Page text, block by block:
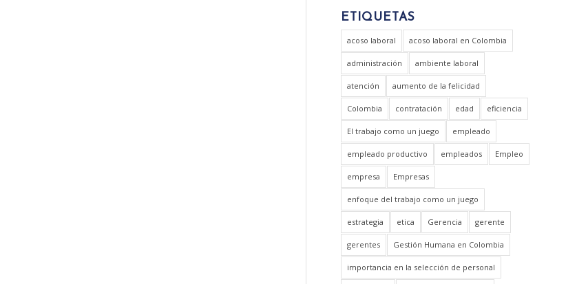
ETIQUETAS
acoso laboral acoso laboral en Colombia
administración ambiente laboral
atención aumento de la felicidad
Colombia contratación edad eficiencia
El trabajo como un juego empleado
empleado productivo empleados Empleo
empresa Empresas
enfoque del trabajo como un juego
estrategia etica Gerencia gerente
gerentes Gestión Humana en Colombia
importancia en la selección de personal